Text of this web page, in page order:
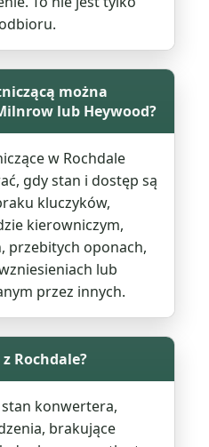
można
lub Heywood?
w Rochdale
gdy stan i dostęp są
kluczyków,
kierowniczym,
przebitych oponach,
lub
przez innych.
Rochdale?
konwertera,
brakujące